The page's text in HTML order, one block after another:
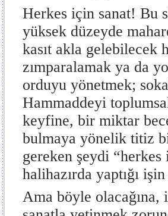
Herkes için sanat! Bu
yüksek düzeyde
kasıt akla
zımparalamak ya da
orduyu yönetmek;
Hammaddeyi
keyfine, bir miktar
bulmaya yönelik titiz
gereken şeydi
halihazırda yaptığı
Ama böyle